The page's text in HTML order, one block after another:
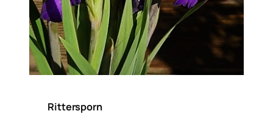
Rittersporn